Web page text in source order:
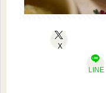
X
LINE